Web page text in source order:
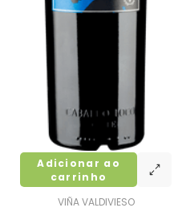
VIÑA VALDIVIESO
Adicionar ao
carrinho